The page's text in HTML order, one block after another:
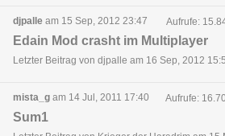
djpalle am 15 Sep, 2012 23:47 Aufrufe:
Edain Mod crasht im Multiplayer
Letzter Beitrag von djpalle am 16 Sep, 2012
mista_g am 14 Jul, 2011 17:40 Aufrufe:
Sum1